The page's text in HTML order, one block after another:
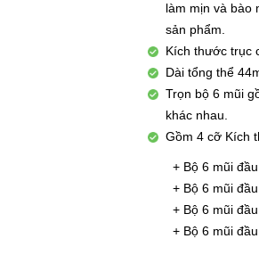
làm mịn và bào
sản phẩm.
Kích thước trục
Dài tổng thể
Trọn bộ 6 mũi
khác nhau.
Gồm 4 cỡ Kích
+ Bộ 6 mũi đầu
+ Bộ 6 mũi đầu
+ Bộ 6 mũi đầu
+ Bộ 6 mũi đầu